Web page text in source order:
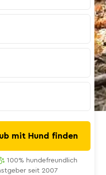
mit Hund finden
100% hundefreundlich
seit 2007